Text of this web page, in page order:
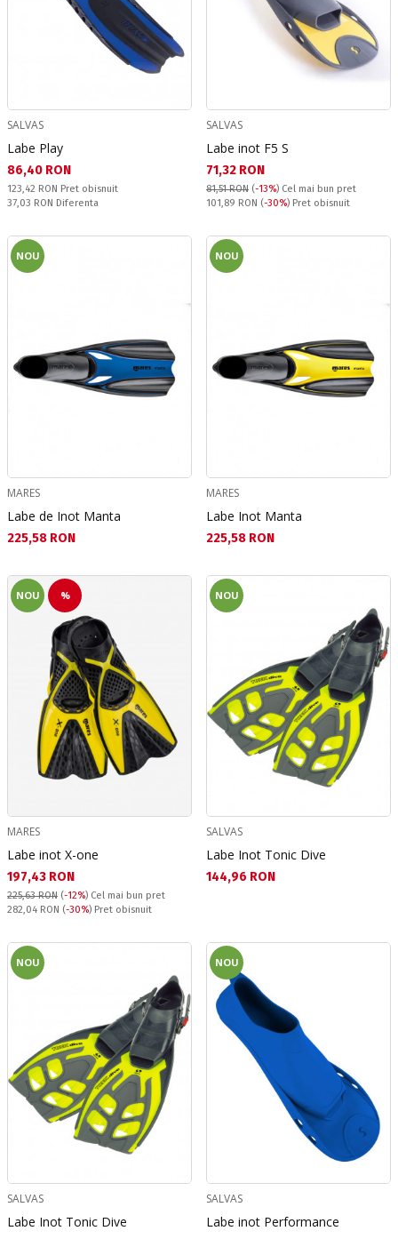
SALVAS
Labe Play
Текуща цена:
86,40 RON
Pret obisnuit:
123,42 RON Pret obisnuit
Спестявате:
37,03 RON Diferenta
SALVAS
Labe inot F5 S
Текуща цена:
71,32 RON
81,51 RON (-13%) Cel mai bun pret
Pret obisnuit:
101,89 RON (-30%) Pret obisnuit
NOU
MARES
Labe de Inot Manta
Текуща цена:
225,58 RON
NOU
MARES
Labe Inot Manta
Текуща цена:
225,58 RON
NOU %
MARES
Labe inot X-one
Текуща цена:
197,43 RON
225,63 RON (-12%) Cel mai bun pret
Pret obisnuit:
282,04 RON (-30%) Pret obisnuit
NOU
SALVAS
Labe Inot Tonic Dive
Текуща цена:
144,96 RON
NOU
SALVAS
Labe Inot Tonic Dive
NOU
SALVAS
Labe inot Performance